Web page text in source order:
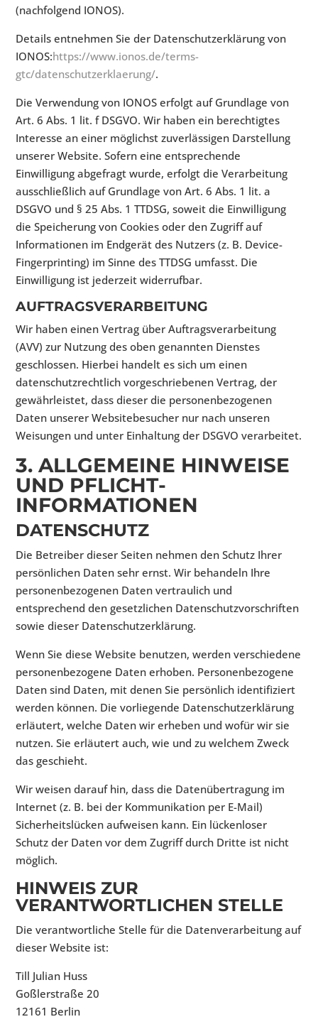
(nachfolgend IONOS).
Details entnehmen Sie der Datenschutzerklärung von
IONOS:https://www.ionos.de/terms-
gtc/datenschutzerklaerung/.
Die Verwendung von IONOS erfolgt auf Grundlage von
Art. 6 Abs. 1 lit. f DSGVO. Wir haben ein berechtigtes
Interesse an einer möglichst zuverlässigen Darstellung
unserer Website. Sofern eine entsprechende
Einwilligung abgefragt wurde, erfolgt die Verarbeitung
ausschließlich auf Grundlage von Art. 6 Abs. 1 lit. a
DSGVO und § 25 Abs. 1 TTDSG, soweit die Einwilligung
die Speicherung von Cookies oder den Zugriff auf
Informationen im Endgerät des Nutzers (z. B. Device-
Fingerprinting) im Sinne des TTDSG umfasst. Die
Einwilligung ist jederzeit widerrufbar.
AUFTRAGSVERARBEITUNG
Wir haben einen Vertrag über Auftragsverarbeitung
(AVV) zur Nutzung des oben genannten Dienstes
geschlossen. Hierbei handelt es sich um einen
datenschutzrechtlich vorgeschriebenen Vertrag, der
gewährleistet, dass dieser die personenbezogenen
Daten unserer Websitebesucher nur nach unseren
Weisungen und unter Einhaltung der DSGVO verarbeitet.
3. ALLGEMEINE HINWEISE
UND PFLICHT­
INFORMATIONEN
DATENSCHUTZ
Die Betreiber dieser Seiten nehmen den Schutz Ihrer
persönlichen Daten sehr ernst. Wir behandeln Ihre
personenbezogenen Daten vertraulich und
entsprechend den gesetzlichen Datenschutzvorschriften
sowie dieser Datenschutzerklärung.
Wenn Sie diese Website benutzen, werden verschiedene
personenbezogene Daten erhoben. Personenbezogene
Daten sind Daten, mit denen Sie persönlich identifiziert
werden können. Die vorliegende Datenschutzerklärung
erläutert, welche Daten wir erheben und wofür wir sie
nutzen. Sie erläutert auch, wie und zu welchem Zweck
das geschieht.
Wir weisen darauf hin, dass die Datenübertragung im
Internet (z. B. bei der Kommunikation per E-Mail)
Sicherheitslücken aufweisen kann. Ein lückenloser
Schutz der Daten vor dem Zugriff durch Dritte ist nicht
möglich.
HINWEIS ZUR
VERANTWORTLICHEN STELLE
Die verantwortliche Stelle für die Datenverarbeitung auf
dieser Website ist:
Till Julian Huss
Goßlerstraße 20
12161 Berlin